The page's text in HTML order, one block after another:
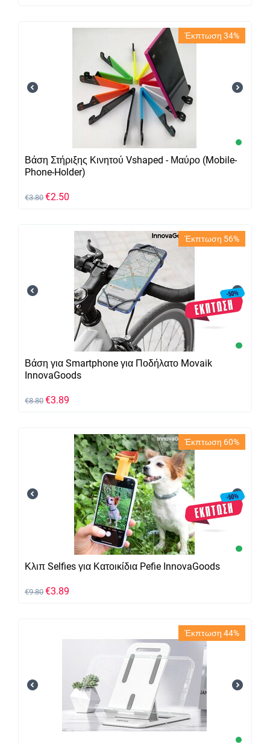
Έκπτωση 34%
Βάση Στήριξης Κινητού Vshaped - Μαύρο (Mobile-
Phone-Holder)
€3.80 €2.50
Έκπτωση 56%
Βάση για Smartphone για Ποδήλατο Movaik
InnovaGoods
€8.80 €3.89
Έκπτωση 60%
Κλιπ Selfies για Κατοικίδια Pefie InnovaGoods
€9.80 €3.89
Έκπτωση 44%